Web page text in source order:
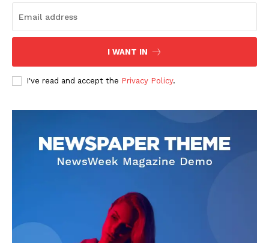
I WANT IN
I've read and accept the Privacy Policy.